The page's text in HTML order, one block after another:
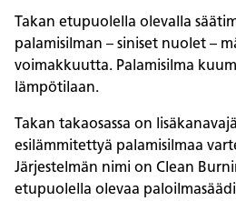
Takan etupuolella olevalla
palamisilman – siniset nuolet –
voimakkuutta. Palamisilma
lämpötilaan.
Takan takaosassa on
esilämmitettyä palamisilmaa
Järjestelmän nimi on Clean
etupuolella olevaa